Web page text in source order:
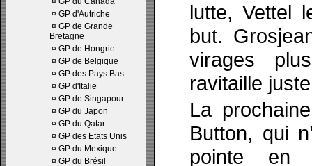
¤ GP d'Autriche
¤ GP de Grande
Bretagne
¤ GP de Hongrie
¤ GP de Belgique
¤ GP des Pays Bas
¤ GP d'Italie
¤ GP de Singapour
¤ GP du Japon
¤ GP du Qatar
¤ GP des Etats Unis
¤ GP du Mexique
¤ GP du Brésil
lutte, Vettel
but.
virages
ravitaille
La
Button, qui
pointe en